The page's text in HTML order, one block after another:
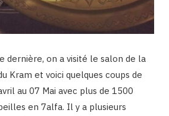
dernière, on a visité le salon de la
Kram et voici quelques coups de
au 07 Mai avec plus de 1500
en 7alfa. Il y a plusieurs